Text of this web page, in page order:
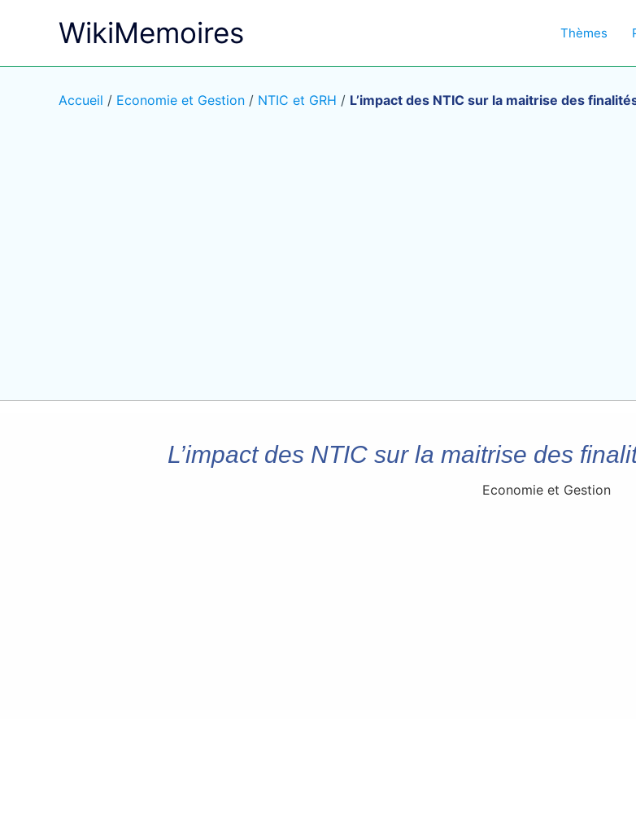
WikiMemoires Thèmes
Accueil / Economie et Gestion / NTIC et GRH / L’impact des NTIC sur la maitrise des
L’impact des NTIC sur la maitrise des
Economie et Gestion